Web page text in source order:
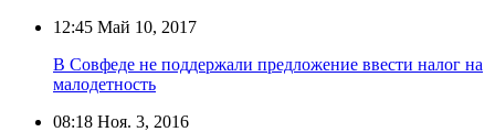
12:45 Май 10, 2017
В Совфеде не поддержали предложение ввести налог на
малодетность
08:18 Ноя. 3, 2016